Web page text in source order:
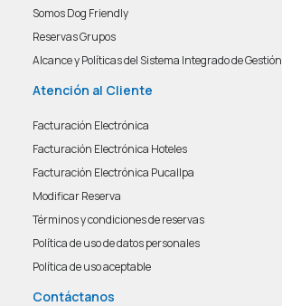
Somos Dog Friendly
Reservas Grupos
Alcance y Políticas del Sistema Integrado de Gestión
Atención al Cliente
Facturación Electrónica
Facturación Electrónica Hoteles
Facturación Electrónica Pucallpa
Modificar Reserva
Términos y condiciones de reservas
Política de uso de datos personales
Política de uso aceptable
Contáctanos